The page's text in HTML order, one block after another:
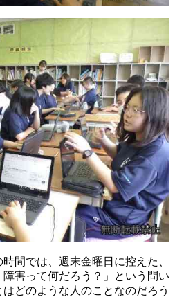
間では、週末金曜日に控えた、
害って何だろう？」という問い
どのような人のことなのだろう